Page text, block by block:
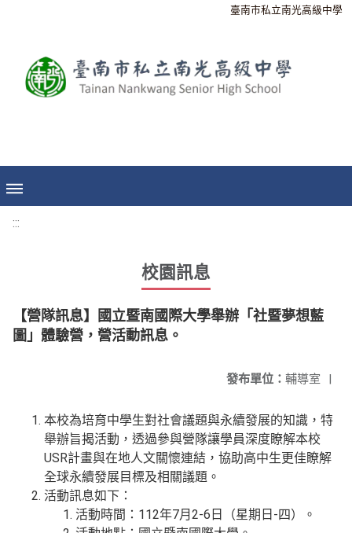
臺南市私立南光高級中學
:::
校園訊息
【營隊訊息】國立暨南國際大學舉辦「社暨夢想藍
圖」體驗營，營活動訊息。
發布單位： 輔導室 |
本校為培育中學生對社會議題與永續發展的知識，特
舉辦旨揭活動，透過參與營隊讓學員深度瞭解本校
USR計畫與在地人文關懷連結，協助高中生更佳瞭解
全球永續發展目標及相關議題。
活動訊息如下：
活動時間：112年7月2-6日（星期日-四）。